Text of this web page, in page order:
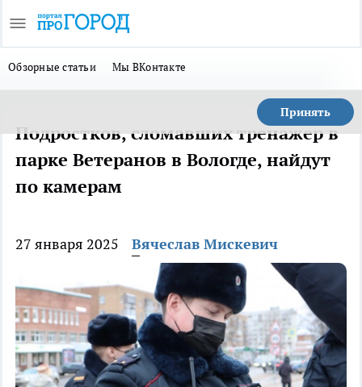
Обзорные статьи Мы ВКонтакте
Принять
Подростков, сломавших тренажер в
парке Ветеранов в Вологде, найдут
по камерам
27 января 2025 Вячеслав Мискевич